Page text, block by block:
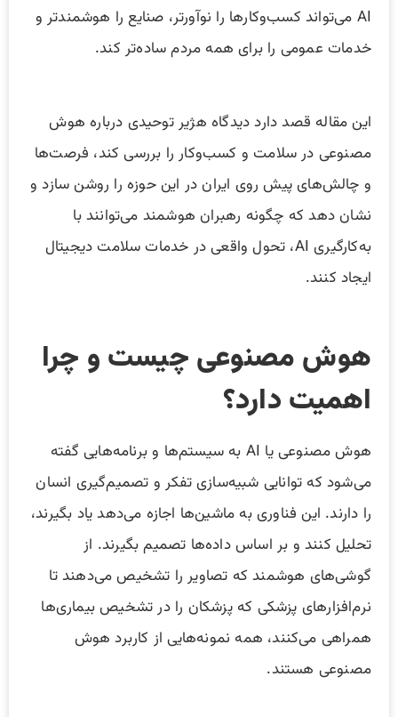
AI می‌تواند کسب‌وکارها را نوآورتر، صنایع را هوشمندتر و
خدمات عمومی را برای همه مردم ساده‌تر کند.
این مقاله قصد دارد دیدگاه هژیر توحیدی درباره هوش
مصنوعی در سلامت و کسب‌وکار را بررسی کند، فرصت‌ها
و چالش‌های پیش روی ایران در این حوزه را روشن سازد و
نشان دهد که چگونه رهبران هوشمند می‌توانند با
به‌کارگیری AI، تحول واقعی در خدمات سلامت دیجیتال
ایجاد کنند.
هوش مصنوعی چیست و چرا
اهمیت دارد؟
هوش مصنوعی یا AI به سیستم‌ها و برنامه‌هایی گفته
می‌شود که توانایی شبیه‌سازی تفکر و تصمیم‌گیری انسان
را دارند. این فناوری به ماشین‌ها اجازه می‌دهد یاد بگیرند،
تحلیل کنند و بر اساس داده‌ها تصمیم بگیرند. از
گوشی‌های هوشمند که تصاویر را تشخیص می‌دهند تا
نرم‌افزارهای پزشکی که پزشکان را در تشخیص بیماری‌ها
همراهی می‌کنند، همه نمونه‌هایی از کاربرد هوش
مصنوعی هستند.